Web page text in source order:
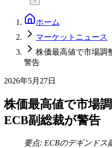
ホーム
マーケットニュース
株価最高値で市場調
警告
2026年5月27日
株価最高値で市場
ECB副総裁が警告
要点: ECBのデギンドス